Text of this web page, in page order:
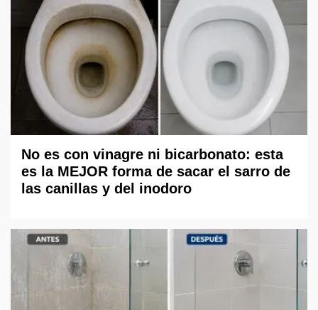
No es con vinagre ni bicarbonato: esta
es la MEJOR forma de sacar el sarro de
las canillas y del inodoro